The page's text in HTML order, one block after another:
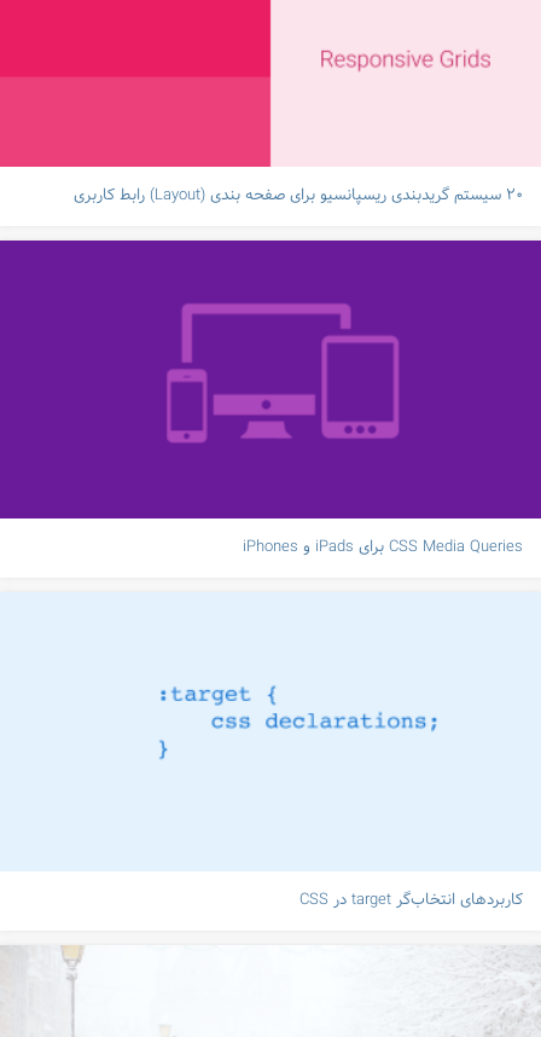
۲۰ سیستم گریدبندی ریسپانسیو برای صفحه بندی (Layout) رابط کاربری
CSS Media Queries برای iPads و iPhones
کاربردهای انتخاب‌گر target در CSS